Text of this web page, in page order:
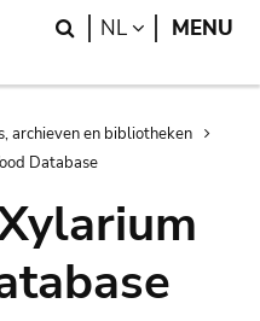
Search
NL LANGUAGE
MENU
archieven en bibliotheken
Database